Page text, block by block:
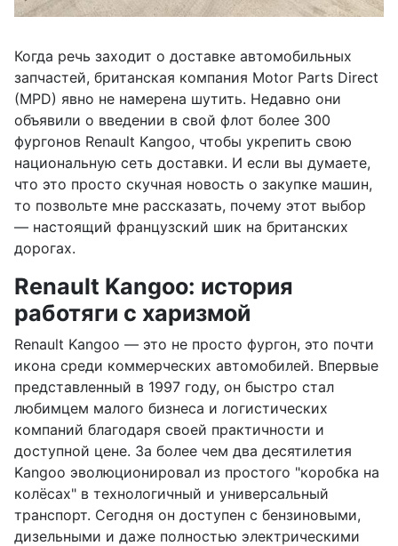
Когда речь заходит о доставке автомобильных
запчастей, британская компания Motor Parts Direct
(MPD) явно не намерена шутить. Недавно они
объявили о введении в свой флот более 300
фургонов Renault Kangoo, чтобы укрепить свою
национальную сеть доставки. И если вы думаете,
что это просто скучная новость о закупке машин,
то позвольте мне рассказать, почему этот выбор
— настоящий французский шик на британских
дорогах.
Renault Kangoo: история
работяги с харизмой
Renault Kangoo — это не просто фургон, это почти
икона среди коммерческих автомобилей. Впервые
представленный в 1997 году, он быстро стал
любимцем малого бизнеса и логистических
компаний благодаря своей практичности и
доступной цене. За более чем два десятилетия
Kangoo эволюционировал из простого "коробка на
колёсах" в технологичный и универсальный
транспорт. Сегодня он доступен с бензиновыми,
дизельными и даже полностью электрическими